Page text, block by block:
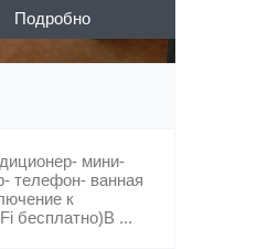
Подробно
мини-
телефон- ванная
к
бесплатно)В ...